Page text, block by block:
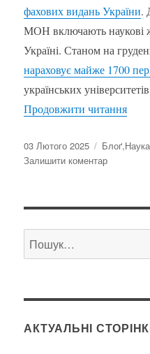
фахових видань України.
МОН включають наукові
Україні. Станом на
нараховує майже 1700
українських
Продовжити читання
Оприлюднено
03 Лютого 2025 Категорії
Блоґ,Наука
Залишити коментардо
навряд
науковим
Пошук
за
АКТУАЛЬНІ